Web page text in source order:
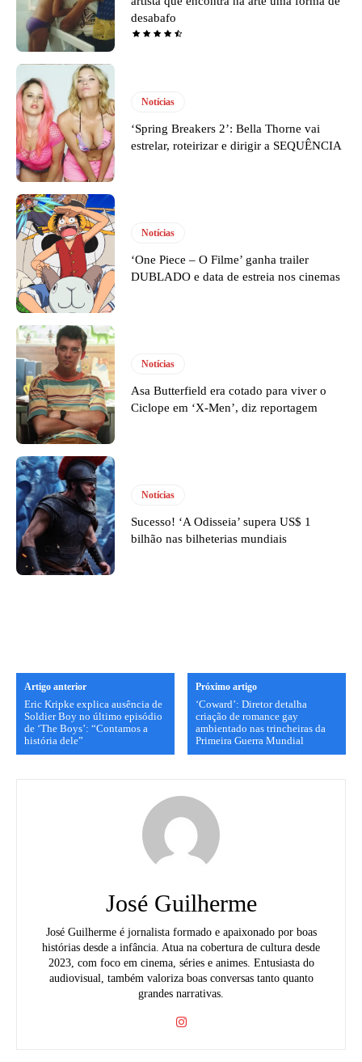
desabafo
Notícias
‘Spring Breakers 2’: Bella Thorne vai
estrelar, roteirizar e dirigir a SEQUÊNCIA
Notícias
‘One Piece – O Filme’ ganha trailer
DUBLADO e data de estreia nos cinemas
Notícias
Asa Butterfield era cotado para viver o
Ciclope em ‘X-Men’, diz reportagem
Notícias
Sucesso! ‘A Odisseia’ supera US$ 1
bilhão nas bilheterias mundiais
Artigo anterior
Eric Kripke explica ausência de
Soldier Boy no último episódio
de ‘The Boys’: “Contamos a
história dele”
Próximo artigo
‘Coward’: Diretor detalha
criação de romance gay
ambientado nas trincheiras da
Primeira Guerra Mundial
José Guilherme
José Guilherme é jornalista formado e apaixonado por boas
histórias desde a infância. Atua na cobertura de cultura desde
2023, com foco em cinema, séries e animes. Entusiasta do
audiovisual, também valoriza boas conversas tanto quanto
grandes narrativas.